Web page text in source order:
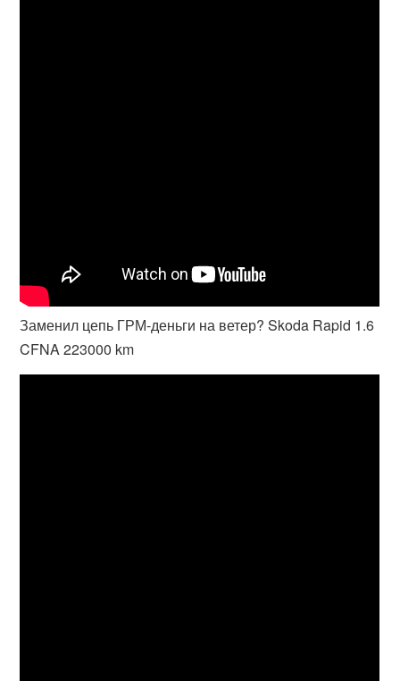
Заменил цепь ГРМ-деньги на ветер? Skoda Rapid 1.6
CFNA 223000 km